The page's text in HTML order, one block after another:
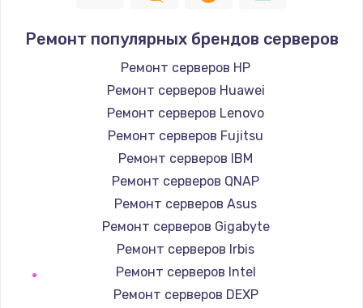
Замена южного моста
Заказать
Замена контроллера питания
Заказать
Замена тачпада
Заказать
Ремонт популярных брендов серверов
Ремонт серверов HP
Ремонт серверов Huawei
Ремонт серверов Lenovo
Ремонт серверов Fujitsu
Ремонт серверов IBM
Ремонт серверов QNAP
Ремонт серверов Asus
Ремонт серверов Gigabyte
Ремонт серверов Irbis
Ремонт серверов Intel
Ремонт серверов DEXP